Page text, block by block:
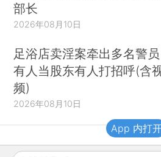
部长
2026年08月10日
足浴店卖淫案牵出多名警员
有人当股东有人打招呼(含
频)
2026年08月10日
财新移动
App 内打